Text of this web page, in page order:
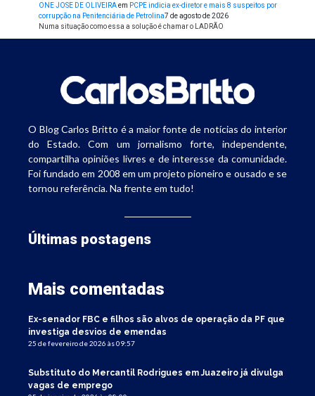
ONE JOSE DE OLIVEIRAem PCPE indicia ex-diretor e mais 8 suspeitos por
corrupção na Penitenciária de Petrolina7 de agosto de 2026
Numa situação como essa a solução é chamar o LADRÃO
O Blog Carlos Britto é a maior fonte de notícias do interior
do Estado. Com um jornalismo forte, independente,
compartilha opiniões livres e de interesse da comunidade.
Foi fundado em 2008 em um projeto pioneiro e ousado e se
tornou referência. Na frente em tudo!
Últimas postagens
Mais comentadas
Ex-senador FBC e filhos são alvos de operação da PF que
investiga desvios de emendas
25 de fevereiro de 2026 às 09:57
Substituto do Mercantil Rodrigues em Juazeiro já divulga
vagas de emprego